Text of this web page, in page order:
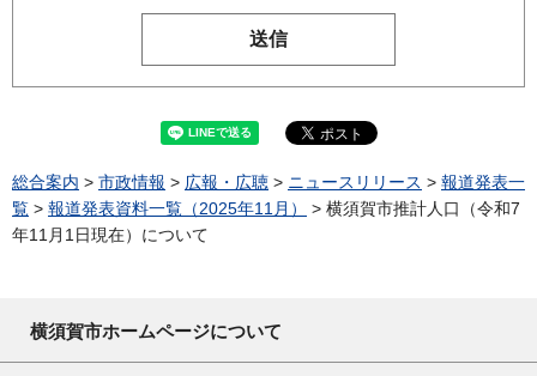
総合案内 > 市政情報 > 広報・広聴 > ニュースリリース > 報道発表一
覧 > 報道発表資料一覧（2025年11月）
> 横須賀市推計人口（令和7
年11月1日現在）について
横須賀市ホームページについて